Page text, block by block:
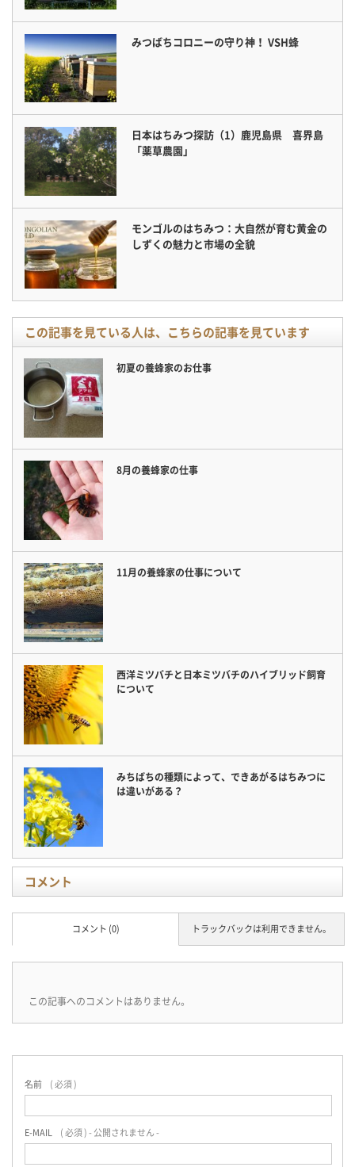
みつばちコロニーの守り神！ VSH蜂
日本はちみつ探訪（1）鹿児島県 喜界島
「薬草農園」
モンゴルのはちみつ：大自然が育む黄金の
しずくの魅力と市場の全貌
この記事を見ている人は、こちらの記事を見ています
初夏の養蜂家のお仕事
8月の養蜂家の仕事
11月の養蜂家の仕事について
西洋ミツバチと日本ミツバチのハイブリッド飼育
について
みちばちの種類によって、できあがるはちみつに
は違いがある？
コメント
トラックバックは利用できません。
コメント (0)
この記事へのコメントはありません。
名前 ( 必須 )
E-MAIL ( 必須 ) - 公開されません -